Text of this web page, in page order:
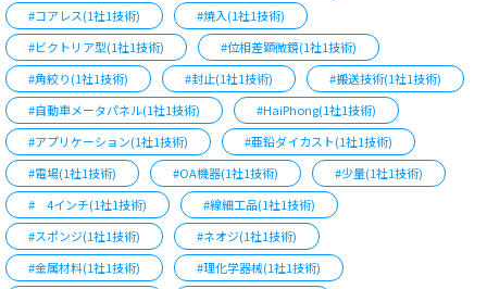
#コアレス(1社1技術)
#焼入(1社1技術)
#ビクトリア型(1社1技術)
#位相差顕微鏡(1社1技術)
#角絞り(1社1技術)
#封止(1社1技術)
#搬送技術(1社1技術)
#自動車メータパネル(1社1技術)
#HaiPhong(1社1技術)
#アプリケーション(1社1技術)
#亜鉛ダイカスト(1社1技術)
#電場(1社1技術)
#OA機器(1社1技術)
#少量(1社1技術)
# 4インチ(1社1技術)
#線細工品(1社1技術)
#スポンジ(1社1技術)
#ネオジ(1社1技術)
#金属材料(1社1技術)
#理化学器械(1社1技術)